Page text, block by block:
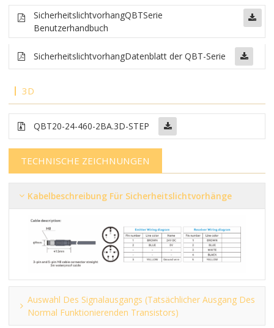
SicherheitslichtvorhangQBTSerie
Benutzerhandbuch
SicherheitslichtvorhangDatenblatt der QBT-Serie
3D
QBT20-24-460-2BA.3D-STEP
TECHNISCHE ZEICHNUNGEN
Kabelbeschreibung Für Sicherheitslichtvorhänge
Auswahl Des Signalausgangs (tatsächlicher Ausgang Des
Normal Funktionierenden Transistors)